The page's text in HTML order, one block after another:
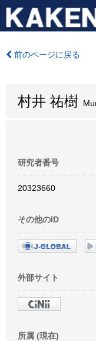
前のページに戻る
村井 祐樹
研究者番号
20323660
その他のID
外部サイト
所属 (現在)